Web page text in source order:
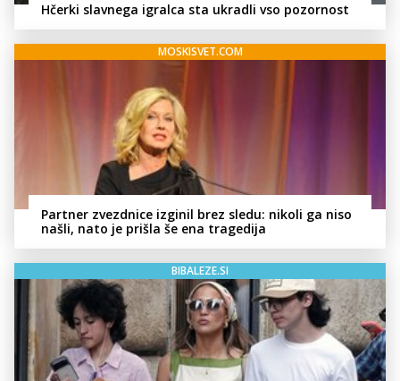
Hčerki slavnega igralca sta ukradli vso pozornost
MOSKISVET.COM
Partner zvezdnice izginil brez sledu: nikoli ga niso
našli, nato je prišla še ena tragedija
BIBALEZE.SI